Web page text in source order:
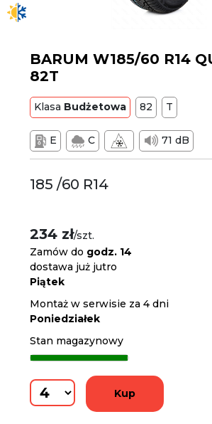
BARUM W185/60 R14
82T
Klasa Budżetowa 82 T
E C 71 dB
185 /60 R14
234 zł/szt.
Zamów do godz. 14
dostawa już jutro
Piątek
Montaż w serwisie za 4 dni
Poniedziałek
Stan magazynowy
Kup